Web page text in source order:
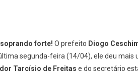
forte! O prefeito Diogo
segunda-feira (14/04), ele deu mais
Tarcísio de Freitas e do secretário